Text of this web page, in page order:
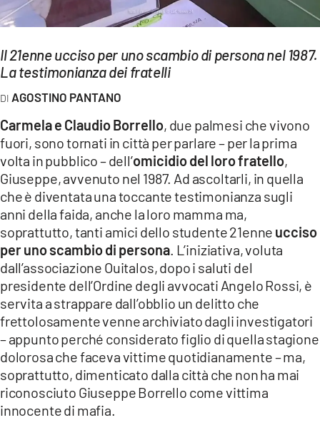
Streaming
LAC NETWORK
LAC ONAIR
Network
LACPLAY.IT
LACTV.IT
LACONAIR.IT
LACITYMAG.IT
ILREGGINO.IT
COSENZACHANNEL.IT
ILVIBONESE.IT
CATANZAROCHANNEL.IT
LACAPITALENEWS.IT
Il 21enne ucciso per uno scambio di persona nel 1987.
La testimonianza dei fratelli
AGOSTINO PANTANO
Carmela e Claudio Borrello, due palmesi che vivono
fuori, sono tornati in città per parlare – per la prima
volta in pubblico – dell’omicidio del loro fratello,
Giuseppe, avvenuto nel 1987. Ad ascoltarli, in quella
che è diventata una toccante testimonianza sugli
anni della faida, anche la loro mamma ma,
soprattutto, tanti amici dello studente 21enne ucciso
per uno scambio di persona . L’iniziativa, voluta
dall’associazione Ouitalos, dopo i saluti del
presidente dell’Ordine degli avvocati Angelo Rossi, è
servita a strappare dall’obblio un delitto che
frettolosamente venne archiviato dagli investigatori
– appunto perché considerato figlio di quella stagione
dolorosa che faceva vittime quotidianamente – ma,
soprattutto, dimenticato dalla città che non ha mai
riconosciuto Giuseppe Borrello come vittima
innocente di mafia.